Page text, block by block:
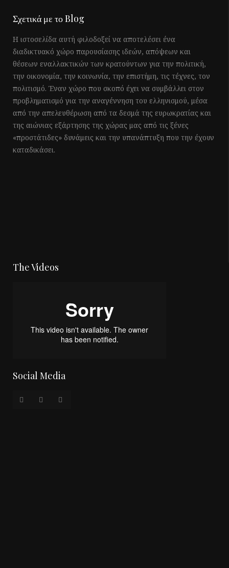
Σχετικά με το Blog
Η ιστοσελίδα αυτή φιλοδοξεί να αποτελέσει ένα
διαδικτυακό χώρο παρουσίασης ιδεών, απόψεων και
θέσεων εναλλακτικών των κρατούντων για την πολιτική,
την οικονομία, την κοινωνία, την επιστήμη, τις τέχνες, τον
πολιτισμό. Έναν χώρο που σκοπό έχει να συμβάλλει στον
προβληματισμό για την αναγέννηση του ελληνισμού, μέσα
από την απελευθέρωση από τα δεσμά της ευρωκρατίας και
της αιώνιας εξάρτησης της χώρας μας από τις ξένες
«προστάτιδες» δυνάμεις και την υπανάπτυξη που την έχουν
καταδικάσει.
The Videos
Social Media